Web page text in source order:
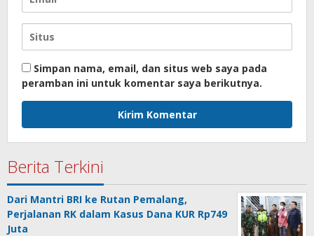
Simpan nama, email, dan situs web saya pada
peramban ini untuk komentar saya berikutnya.
Berita Terkini
Dari Mantri BRI ke Rutan Pemalang,
Perjalanan RK dalam Kasus Dana KUR Rp749
Juta